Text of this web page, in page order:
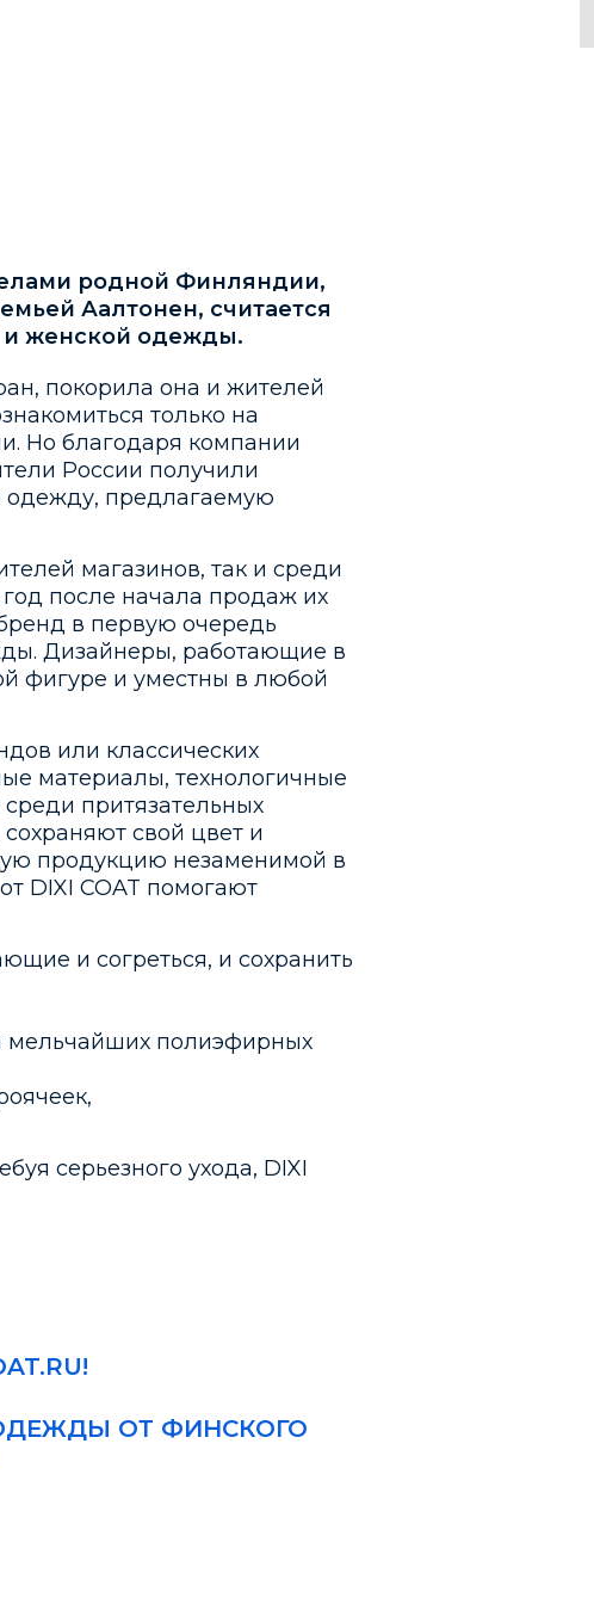
родной Финляндии,
Аалтонен, считается
и женской одежды.
покорила она и жителей
только на
Но благодаря компании
России получили
одежду, предлагаемую
магазинов, так и среди
после начала продаж их
в первую очередь
Дизайнеры, работающие в
фигуре и уместны в любой
или классических
материалы, технологичные
притязательных
свой цвет и
продукцию незаменимой в
DIXI COAT помогают
и согреться, и сохранить
мельчайших полиэфирных
серьезного ухода, DIXI
ОТ ФИНСКОГО